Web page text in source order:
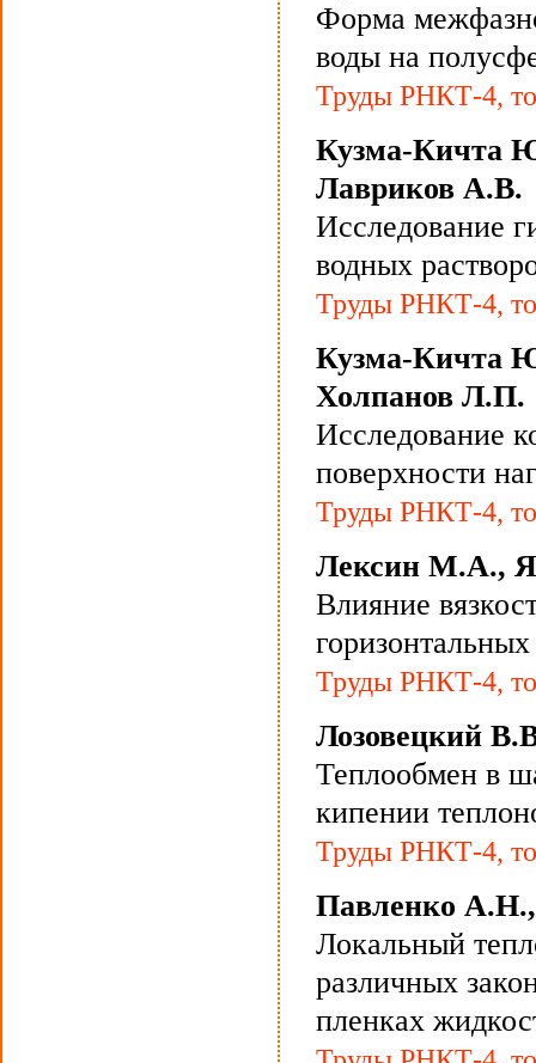
Форма
воды на
Труды РНКТ-4,
Кузма-Кичта
Лавриков А.В.
Исследование
водных
Труды РНКТ-4,
Кузма-Кичта
Холпанов Л.П.
Исследование
поверхности
Труды РНКТ-4,
Лексин М.А.,
Влияние
Труды РНКТ-4,
Лозовецкий
Теплообмен в
кипении
Труды РНКТ-4,
Павленко
Локальный
различных
пленках